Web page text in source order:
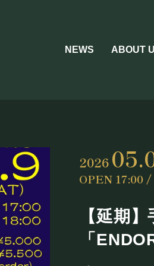
NEWS ABOUT
2026
OPEN 17:00
【延期
「